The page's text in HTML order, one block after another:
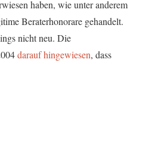
haben, wie unter anderem
Beraterhonorare gehandelt.
nicht neu. Die
darauf hingewiesen, dass